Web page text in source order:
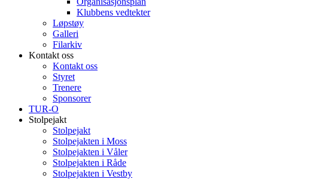
Klubbens vedtekter
Løpstøy
Galleri
Filarkiv
Kontakt oss
Kontakt oss
Styret
Trenere
Sponsorer
TUR-O
Stolpejakt
Stolpejakt
Stolpejakten i Moss
Stolpejakten i Våler
Stolpejakten i Råde
Stolpejakten i Vestby